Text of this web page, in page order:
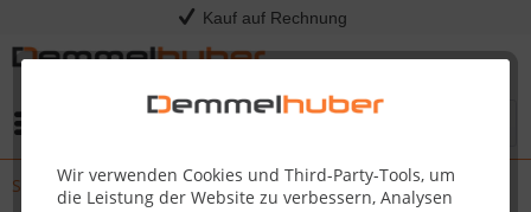
Kauf auf Rechnung
Wir verwenden Cookies und Third-Party-Tools, um
die Leistung der Website zu verbessern, Analysen
Spielturmking